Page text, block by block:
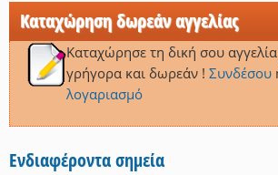
Καταχώρηση δωρεάν αγγελίας
Καταχώρησε τη δική σου
γρήγορα και δωρεάν ! Συνδέσου
λογαριασμό
Ενδιαφέροντα σημεία